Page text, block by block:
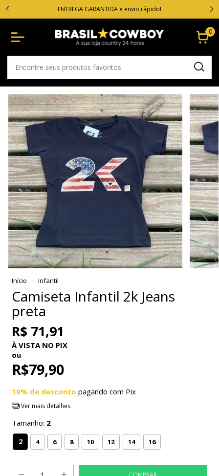
ENTREGA GARANTIDA e envio rápido!
0
Início Infantil
Camiseta Infantil 2k Jeans
preta
R$ 71,91
À VISTA NO PIX
ou
R$79,90
10% de desconto pagando com Pix
Ver mais detalhes
Tamanho: 2
2 4 6 8 10 12 14 16